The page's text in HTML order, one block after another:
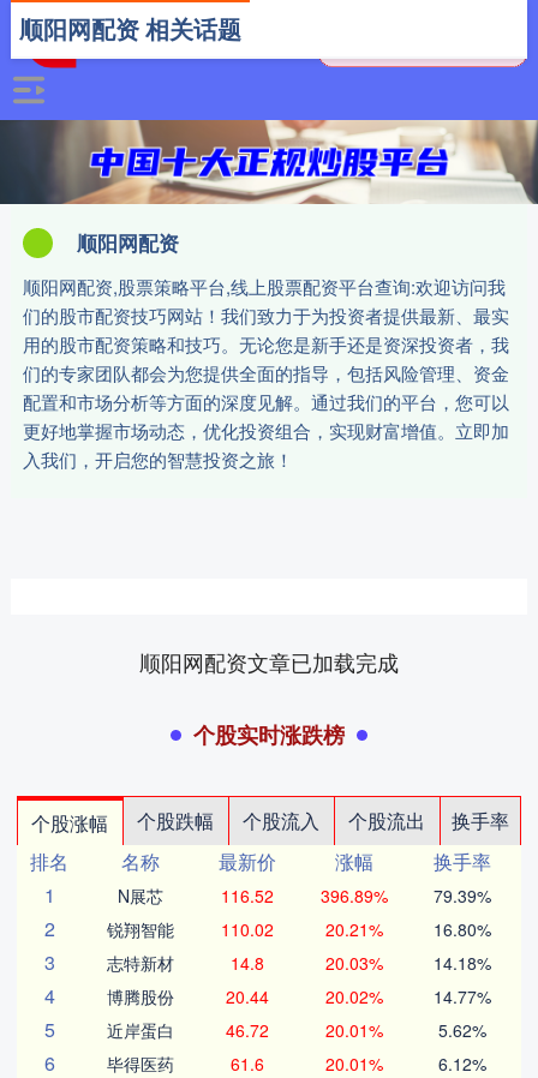
顺阳网配资
顺阳网配资,股票策略平台,线上股票配资平台查询:欢迎访问我
们的股市配资技巧网站！我们致力于为投资者提供最新、最实
用的股市配资策略和技巧。无论您是新手还是资深投资者，我
们的专家团队都会为您提供全面的指导，包括风险管理、资金
配置和市场分析等方面的深度见解。通过我们的平台，您可以
更好地掌握市场动态，优化投资组合，实现财富增值。立即加
入我们，开启您的智慧投资之旅！
顺阳网配资 相关话题
顺阳网配资文章已加载完成
个股实时涨跌榜
个股涨幅 个股跌幅 个股流入 个股流出
换手率
排名
名称 最新价 涨幅
换手率
1
N展芯 116.52 396.89% 79.39%
2 锐翔智能 110.02 20.21% 16.80%
3 志特新材 14.8 20.03% 14.18%
4 博腾股份 20.44 20.02% 14.77%
5 近岸蛋白 46.72 20.01% 5.62%
6 毕得医药 61.6 20.01% 6.12%